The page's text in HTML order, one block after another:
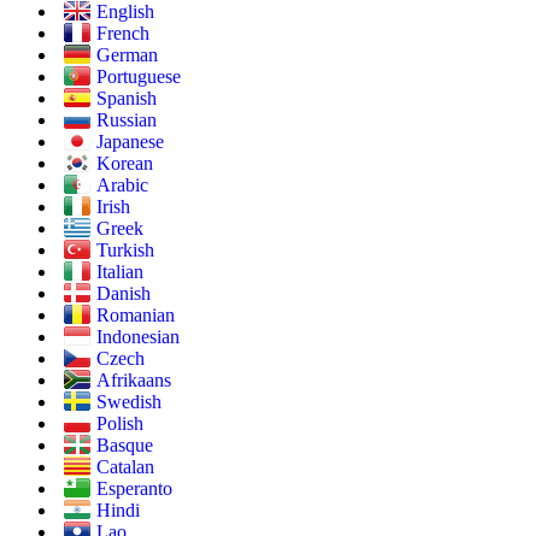
English
French
German
Portuguese
Spanish
Russian
Japanese
Korean
Arabic
Irish
Greek
Turkish
Italian
Danish
Romanian
Indonesian
Czech
Afrikaans
Swedish
Polish
Basque
Catalan
Esperanto
Hindi